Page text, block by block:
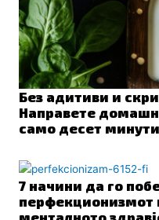
Без адитиви и
Направете
само десет минути
7 начини да го
перфекционизмот